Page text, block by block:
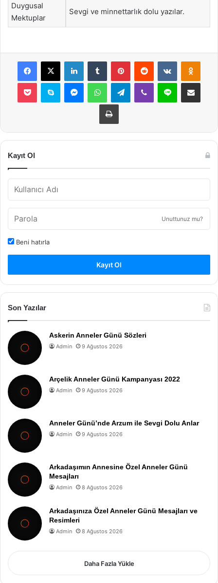
Duygusal
Mektuplar
Sevgi ve minnettarlık dolu yazılar.
Facebook
X LinkedInTumblr PinterestReddit VKontakte
Pocket Skype MessengerWhatsAppTelegramViber Line E-Posta ile
Yazdır
Kayıt Ol
Unuttunuz mu?
Beni hatırla
Kayıt Ol
Son Yazılar
Askerin Anneler Günü Sözleri
Admin 9 Ağustos 2026
Arçelik Anneler Günü Kampanyası 2022
Admin 9 Ağustos 2026
Anneler Günü’nde Arzum ile Sevgi Dolu Anlar
Admin 9 Ağustos 2026
Arkadaşımın Annesine Özel Anneler Günü
Mesajları
Admin 8 Ağustos 2026
Arkadaşınıza Özel Anneler Günü Mesajları ve
Resimleri
Admin 8 Ağustos 2026
Daha Fazla Yükle